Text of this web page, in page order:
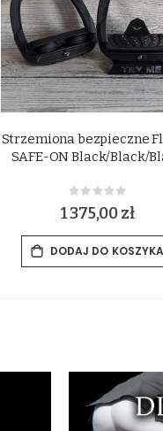
Strzemiona bezpieczne
SAFE-ON Black/Black/
Rating:
0%
1 375,00 zł
DODAJ DO KOSZYKA